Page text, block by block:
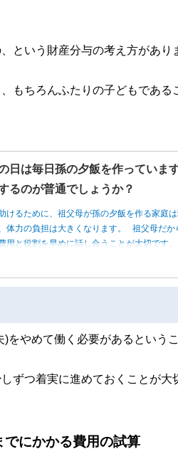
という財産分与の考え方があり
もちろんふたりの子どもであ
日は毎日孫の夕飯を作っていま
るのが普通でしょうか？
けるために、祖父母が孫の夕飯を作る家庭
体力の負担は大きくなります。 祖父母だ
用と役割を早めに話し合うことが大切です。
やめて働く必要があるというこ
ずつ着実に進めておくことが大
でにかかる費用の試算